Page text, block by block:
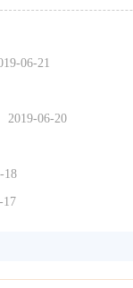
06-21
2019-06-20
18
17